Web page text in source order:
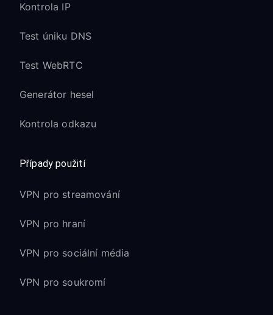
Kontrola IP
Test úniku DNS
Test WebRTC
Generátor hesel
Kontrola odkazu
Případy použití
VPN pro streamování
VPN pro hraní
VPN pro sociální média
VPN pro soukromí